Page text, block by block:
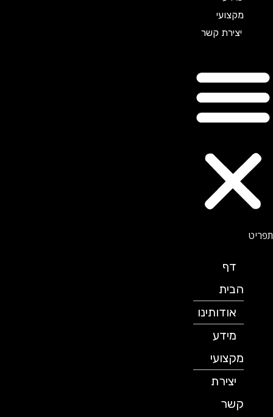
מקצועי
יצירת קשר
הבית
אודותינו
מידע
מקצועי
יצירת
קשר